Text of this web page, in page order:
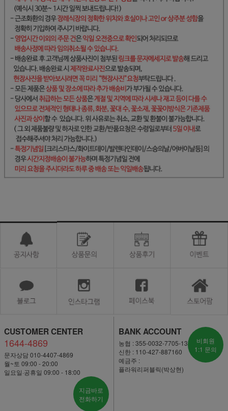
CUSTOMER CENTER
1644-4869
문자상담 010-4407-4869
월~토 09:00 - 20:00
일요일·공휴일 09:00 - 18:00
지금바로
전화하기
BANK ACCOUNT
농협 : 355-0032-7705-13
신한 : 110-427-887160
예금주 :
플라워리퍼블릭(박상현)
비회원
1:1 문의